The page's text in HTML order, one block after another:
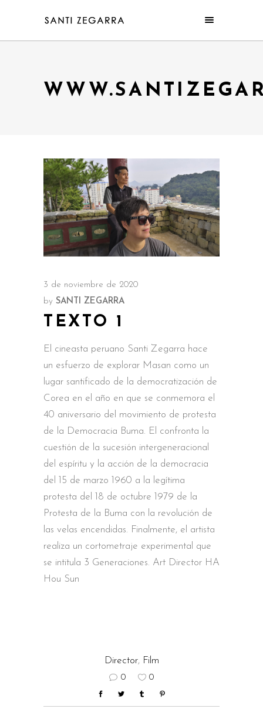
3 de noviembre de 2020
by SANTI ZEGARRA
TEXTO 1
El cineasta peruano Santi Zegarra hace
un esfuerzo de explorar Masan como un
lugar santificado de la democratización de
Corea en el año en que se conmemora el
40 aniversario del movimiento de protesta
de la Democracia Buma. El confronta la
cuestión de la sucesión intergeneracional
del espíritu y la acción de la democracia
del 15 de marzo 1960 a la legítima
protesta del 18 de octubre 1979 de la
Protesta de la Buma con la revolución de
las velas encendidas. Finalmente, el artista
realiza un cortometraje experimental que
se intitula 3 Generaciones. Art Director HA
Hou Sun
Director, Film
0 0